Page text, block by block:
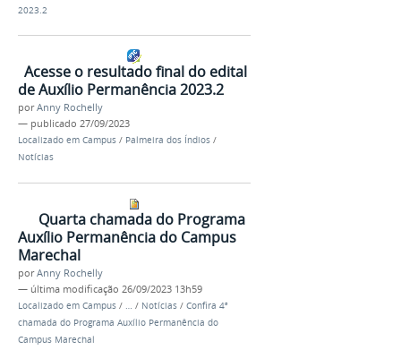
2023.2
Acesse o resultado final do edital
de Auxílio Permanência 2023.2
porAnny Rochelly
— publicado 27/09/2023
Localizado em Campus / Palmeira dos Índios /
Notícias
Quarta chamada do Programa
Auxílio Permanência do Campus
Marechal
porAnny Rochelly
— última modificação 26/09/2023 13h59
Localizado em Campus / … / Notícias / Confira 4ª
chamada do Programa Auxílio Permanência do
Campus Marechal